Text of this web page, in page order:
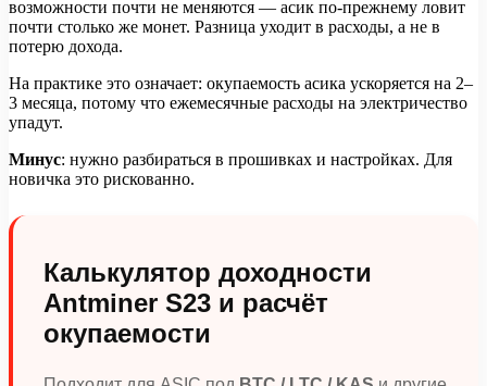
возможности почти не меняются — асик по-прежнему ловит
почти столько же монет. Разница уходит в расходы, а не в
потерю дохода.
На практике это означает: окупаемость асика ускоряется на 2–
3 месяца, потому что ежемесячные расходы на электричество
упадут.
Минус: нужно разбираться в прошивках и настройках. Для
новичка это рискованно.
Калькулятор доходности
Antminer S23 и расчёт
окупаемости